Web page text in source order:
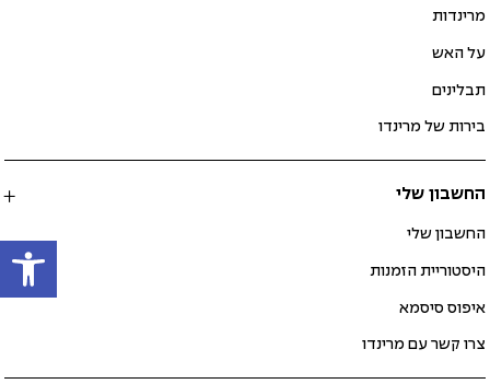
מרינדות
על האש
תבלינים
בירות של מרינדו
החשבון שלי
החשבון שלי
היסטוריית הזמנות
איפוס סיסמא
צרו קשר עם מרינדו